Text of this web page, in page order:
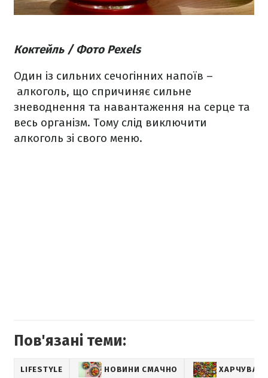
Коктейль / Фото Pexels
Один із сильних сечогінних напоїв –
алкоголь, що спричиняє сильне
зневоднення та навантаження на серце та
весь організм. Тому слід виключити
алкоголь зі свого меню.
Пов'язані теми:
LIFESTYLE НОВИНИ СМАЧНО